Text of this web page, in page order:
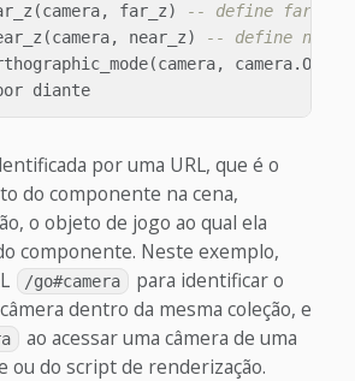
(camera, far_z)
-- define far z
(camera, near_z)
-- define near
(camera, camera.
diante
por uma URL, que é o
do componente na cena,
o objeto de jogo ao qual ela
componente. Neste exemplo,
/go#camera
para identificar o
dentro da mesma coleção, e
ao acessar uma câmera de uma
ou do script de renderização.